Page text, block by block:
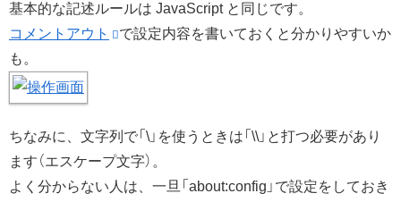
基本的な記述ルールは JavaScript と同じです。
コメントアウト
で設定内容を書いておくと分かりやすいか
も。
ちなみに、文字列で「\」を使うときは「\\」と打つ必要があり
ます（エスケープ文字）。
よく分からない人は、一旦「about:config」で設定をしておき